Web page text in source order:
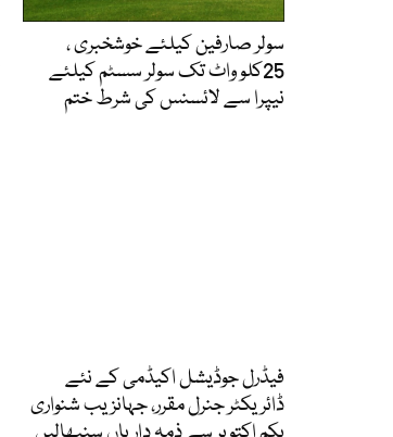
سولر صارفین کیلئے خوشخبری ،
25کلو واٹ تک سولر سسٹم کیلئے
نیپرا سے لائسنس کی شرط ختم
فیڈرل جوڈیشل اکیڈمی کے نئے
ڈائریکٹر جنرل مقرر، جہانزیب شنواری